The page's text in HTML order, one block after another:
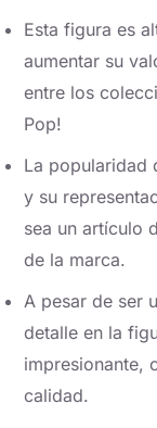
Esta figura es
aumentar su
entre los
Pop!
La popularidad
y su
sea un artículo
de la marca.
A pesar de ser
detalle en la
impresionante,
calidad.